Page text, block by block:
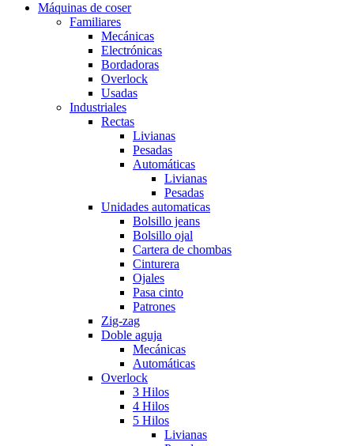
Máquinas de coser
Familiares
Mecánicas
Electrónicas
Bordadoras
Overlock
Usadas
Industriales
Rectas
Livianas
Pesadas
Automáticas
Livianas
Pesadas
Unidades automaticas
Bolsillo jeans
Bolsillo ojal
Cartera de chombas
Cinturera
Ojales
Pasa cinto
Patrones
Zig-zag
Doble aguja
Mecánicas
Automáticas
Overlock
3 Hilos
4 Hilos
5 Hilos
Livianas